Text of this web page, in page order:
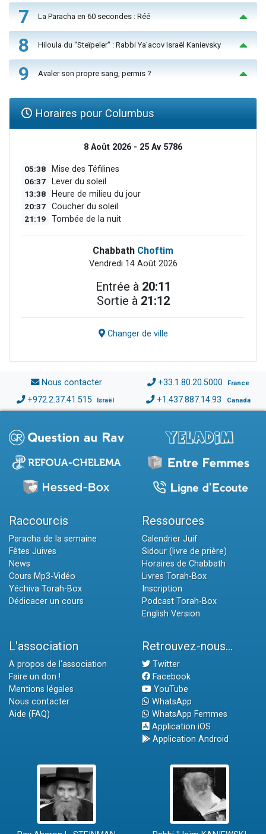
7 La Paracha en 60 secondes : Réé
8 Hiloula du "Steïpeler" : Rabbi Ya’acov Israël Kanievsky
9 Avaler son propre sang, permis ?
Horaires pour Columbus
8 Août 2026 - 25 Av 5786
05:38 Mise des Téfilines
06:37 Lever du soleil
13:38 Heure de milieu du jour
20:37 Coucher du soleil
21:19 Tombée de la nuit
Chabbath Choftim
Vendredi 14 Août 2026
Entrée à 20:11
Sortie à 21:12
Changer de ville
Nous contacter +33.1.80.20.5000 France
+972.2.37.41.515 Israël +1.437.887.14.93 Canada
Raccourcis
Paracha de la semaine
Fêtes Juives
News
Cours Mp3-Vidéo
Yéchiva Torah-Box
Dédicacer un cours
Ressources
Calendrier Juif
Sidour (livre de prière)
Horaires de Chabbath
Livres Torah-Box
Inscription
Podcast Torah-Box
English Version
L'association
A propos de l'association
Faire un don !
Mentions légales
Nous contacter
Aide (FAQ)
Retrouvez-nous...
Twitter
Facebook
YouTube
WhatsApp
WhatsApp Femmes
Application iOS
Application Android